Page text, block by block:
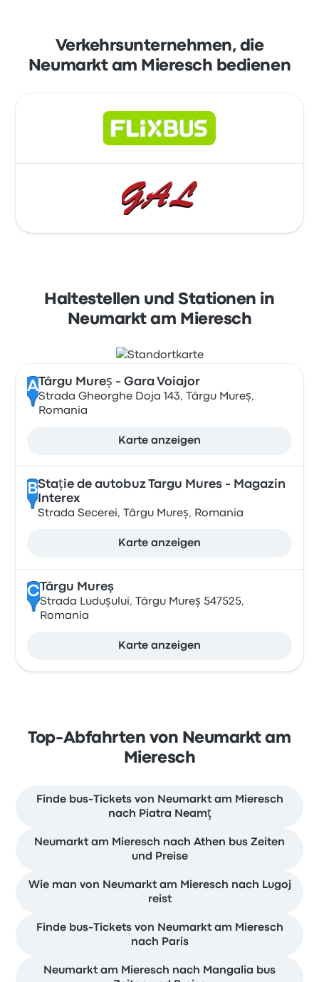
Verkehrsunternehmen, die
Neumarkt am Mieresch bedienen
Haltestellen und Stationen in
Neumarkt am Mieresch
A Târgu Mureș - Gara Voiajor
Strada Gheorghe Doja 143, Târgu Mureș,
Romania
Karte anzeigen
BStație de autobuz Targu Mures - Magazin
Interex
Strada Secerei, Târgu Mureș, Romania
Karte anzeigen
CTârgu Mureş
Strada Ludușului, Târgu Mureș 547525,
Romania
Karte anzeigen
Top-Abfahrten von Neumarkt am
Mieresch
Finde bus-Tickets von Neumarkt am Mieresch
nach Piatra Neamţ
Neumarkt am Mieresch nach Athen bus Zeiten
und Preise
Wie man von Neumarkt am Mieresch nach Lugoj
reist
Finde bus-Tickets von Neumarkt am Mieresch
nach Paris
Neumarkt am Mieresch nach Mangalia bus